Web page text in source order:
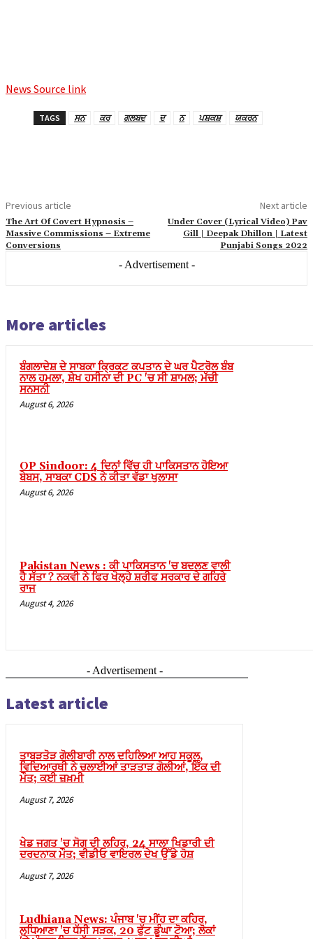
News Source link
TAGS ਸਨ ਕਰ ਗਲਬਦ ਦ ਨ ਪਸ਼ਕਸ਼ ਯਕਰਨ
Previous article
The Art Of Covert Hypnosis –
Massive Commissions – Extreme
Conversions
Next article
Under Cover (Lyrical Video) Pav
Gill | Deepak Dhillon | Latest
Punjabi Songs 2022
- Advertisement -
More articles
ਬੰਗਲਾਦੇਸ਼ ਦੇ ਸਾਬਕਾ ਕ੍ਰਿਕਟ ਕਪਤਾਨ ਦੇ ਘਰ ਪੈਟਰੋਲ ਬੰਬ
ਨਾਲ ਹਮਲਾ, ਸ਼ੇਖ ਹਸੀਨਾ ਦੀ PC 'ਚ ਸੀ ਸ਼ਾਮਲ; ਮੱਚੀ
ਸਨਸਨੀ
August 6, 2026
OP Sindoor: 4 ਦਿਨਾਂ ਵਿੱਚ ਹੀ ਪਾਕਿਸਤਾਨ ਹੋਇਆ
ਬੇਬਸ, ਸਾਬਕਾ CDS ਨੇ ਕੀਤਾ ਵੱਡਾ ਖੁਲਾਸਾ
August 6, 2026
Pakistan News : ਕੀ ਪਾਕਿਸਤਾਨ 'ਚ ਬਦਲਣ ਵਾਲੀ
ਹੈ ਸੱਤਾ ? ਨਕਵੀ ਨੇ ਫਿਰ ਖੋਲ੍ਹੇ ਸ਼ਰੀਫ ਸਰਕਾਰ ਦੇ ਗਹਿਰੇ
ਰਾਜ
August 4, 2026
- Advertisement -
Latest article
ਤਾਬੜਤੋੜ ਗੋਲੀਬਾਰੀ ਨਾਲ ਦਹਿਲਿਆ ਆਹ ਸਕੂਲ,
ਵਿਦਿਆਰਥੀ ਨੇ ਚਲਾਈਆਂ ਤਾੜਤਾੜ ਗੋਲੀਆਂ, ਇੱਕ ਦੀ
ਮੌਤ; ਕਈ ਜ਼ਖ਼ਮੀ
August 7, 2026
ਖੇਡ ਜਗਤ 'ਚ ਸੋਗ ਦੀ ਲਹਿਰ, 24 ਸਾਲਾ ਖਿਡਾਰੀ ਦੀ
ਦਰਦਨਾਕ ਮੌਤ; ਵੀਡੀਓ ਵਾਇਰਲ ਦੇਖ ਉੱਡੇ ਹੋਸ਼
August 7, 2026
Ludhiana News: ਪੰਜਾਬ 'ਚ ਮੀਂਹ ਦਾ ਕਹਿਰ,
ਲੁਧਿਆਣਾ 'ਚ ਧੱਸੀ ਸੜਕ, 20 ਫੁੱਟ ਡੂੰਘਾ ਟੋਆ; ਲੋਕਾਂ